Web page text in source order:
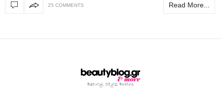
25 COMMENTS Read More...